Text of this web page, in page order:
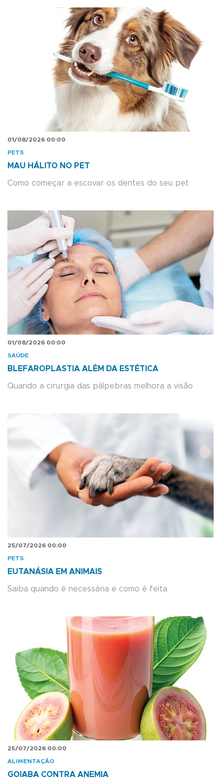
01/08/2026 00:00
PETS
MAU HÁLITO NO PET
Como começar a escovar os dentes do seu pet
01/08/2026 00:00
SAÚDE
BLEFAROPLASTIA ALÉM DA ESTÉTICA
Quando a cirurgia das pálpebras melhora a visão
25/07/2026 00:00
PETS
EUTANÁSIA EM ANIMAIS
Saiba quando é necessária e como é feita
25/07/2026 00:00
ALIMENTAÇÃO
GOIABA CONTRA ANEMIA